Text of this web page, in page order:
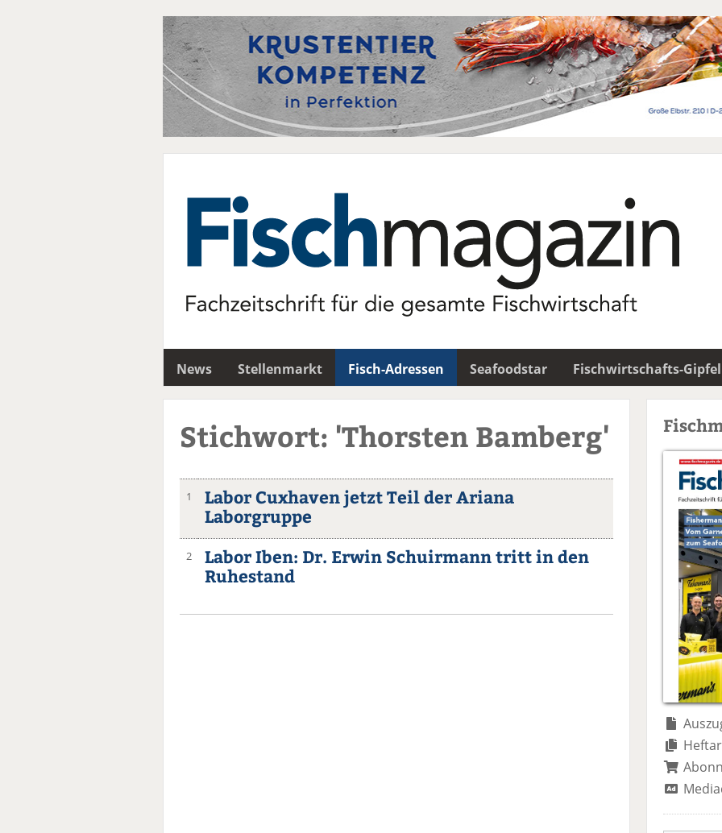
News Stellenmarkt Fisch-Adressen Seafoodstar Fischwirtschafts-Gipfel
Stichwort: 'Thorsten Bamberg'
1
Labor Cuxhaven jetzt Teil der Ariana
Laborgruppe
2
Labor Iben: Dr. Erwin Schuirmann tritt in den
Ruhestand